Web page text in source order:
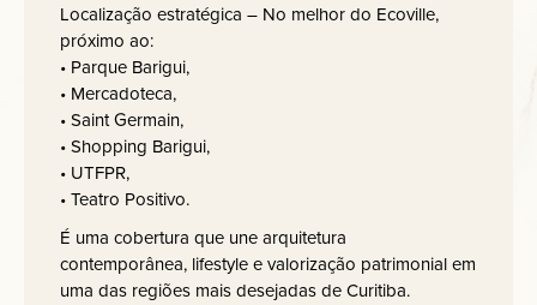
Localização estratégica – No melhor do Ecoville,
próximo ao:
• Parque Barigui,
• Mercadoteca,
• Saint Germain,
• Shopping Barigui,
• UTFPR,
• Teatro Positivo.
É uma cobertura que une arquitetura
contemporânea, lifestyle e valorização patrimonial em
uma das regiões mais desejadas de Curitiba.